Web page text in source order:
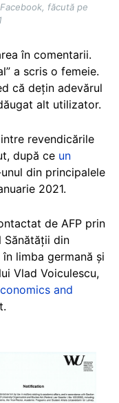
făcută pe
în comentarii.
a scris o femeie.
că dețin adevărul
alt utilizator.
revendicările
după ce un
din principalele
2021.
de AFP prin
Sănătății din
limba germană și
Vlad Voiculescu,
and